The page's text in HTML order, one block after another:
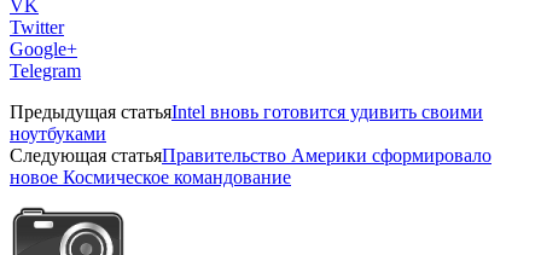
VK
Twitter
Google+
Telegram
Предыдущая статьяIntel вновь готовится удивить своими
ноутбуками
Следующая статьяПравительство Америки сформировало
новое Космическое командование